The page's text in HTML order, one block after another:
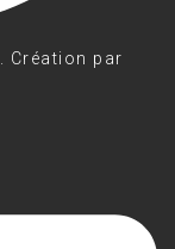
Création par